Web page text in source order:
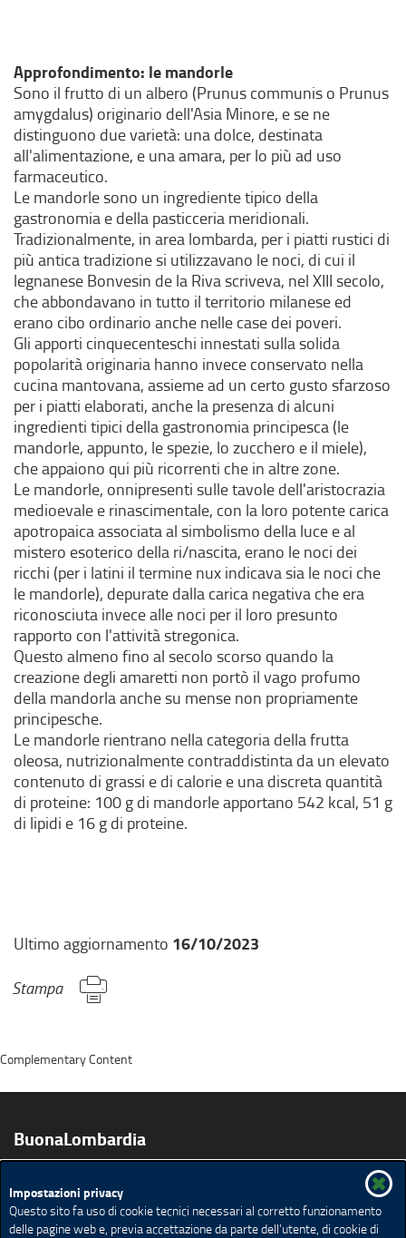
Approfondimento: le mandorle
Sono il frutto di un albero (Prunus communis o Prunus
amygdalus) originario dell'Asia Minore, e se ne
distinguono due varietà: una dolce, destinata
all'alimentazione, e una amara, per lo più ad uso
farmaceutico.
Le mandorle sono un ingrediente tipico della
gastronomia e della pasticceria meridionali.
Tradizionalmente, in area lombarda, per i piatti rustici di
più antica tradizione si utilizzavano le noci, di cui il
legnanese Bonvesin de la Riva scriveva, nel XIII secolo,
che abbondavano in tutto il territorio milanese ed
erano cibo ordinario anche nelle case dei poveri.
Gli apporti cinquecenteschi innestati sulla solida
popolarità originaria hanno invece conservato nella
cucina mantovana, assieme ad un certo gusto sfarzoso
per i piatti elaborati, anche la presenza di alcuni
ingredienti tipici della gastronomia principesca (le
mandorle, appunto, le spezie, lo zucchero e il miele),
che appaiono qui più ricorrenti che in altre zone.
Le mandorle, onnipresenti sulle tavole dell'aristocrazia
medioevale e rinascimentale, con la loro potente carica
apotropaica associata al simbolismo della luce e al
mistero esoterico della ri/nascita, erano le noci dei
ricchi (per i latini il termine nux indicava sia le noci che
le mandorle), depurate dalla carica negativa che era
riconosciuta invece alle noci per il loro presunto
rapporto con l'attività stregonica.
Questo almeno fino al secolo scorso quando la
creazione degli amaretti non portò il vago profumo
della mandorla anche su mense non propriamente
principesche.
Le mandorle rientrano nella categoria della frutta
oleosa, nutrizionalmente contraddistinta da un elevato
contenuto di grassi e di calorie e una discreta quantità
di proteine: 100 g di mandorle apportano 542 kcal, 51 g
di lipidi e 16 g di proteine.
Ultimo aggiornamento 16/10/2023
Stampa
Impostazioni privacy
Questo sito fa uso di cookie tecnici necessari al corretto funzionamento
delle pagine web e, previa accettazione da parte dell’utente, di cookie di
BuonaLombardia
Prodotti Vini
Biologico
Agriturismi e Fattorie Didattiche
Ricette
Complementary Content